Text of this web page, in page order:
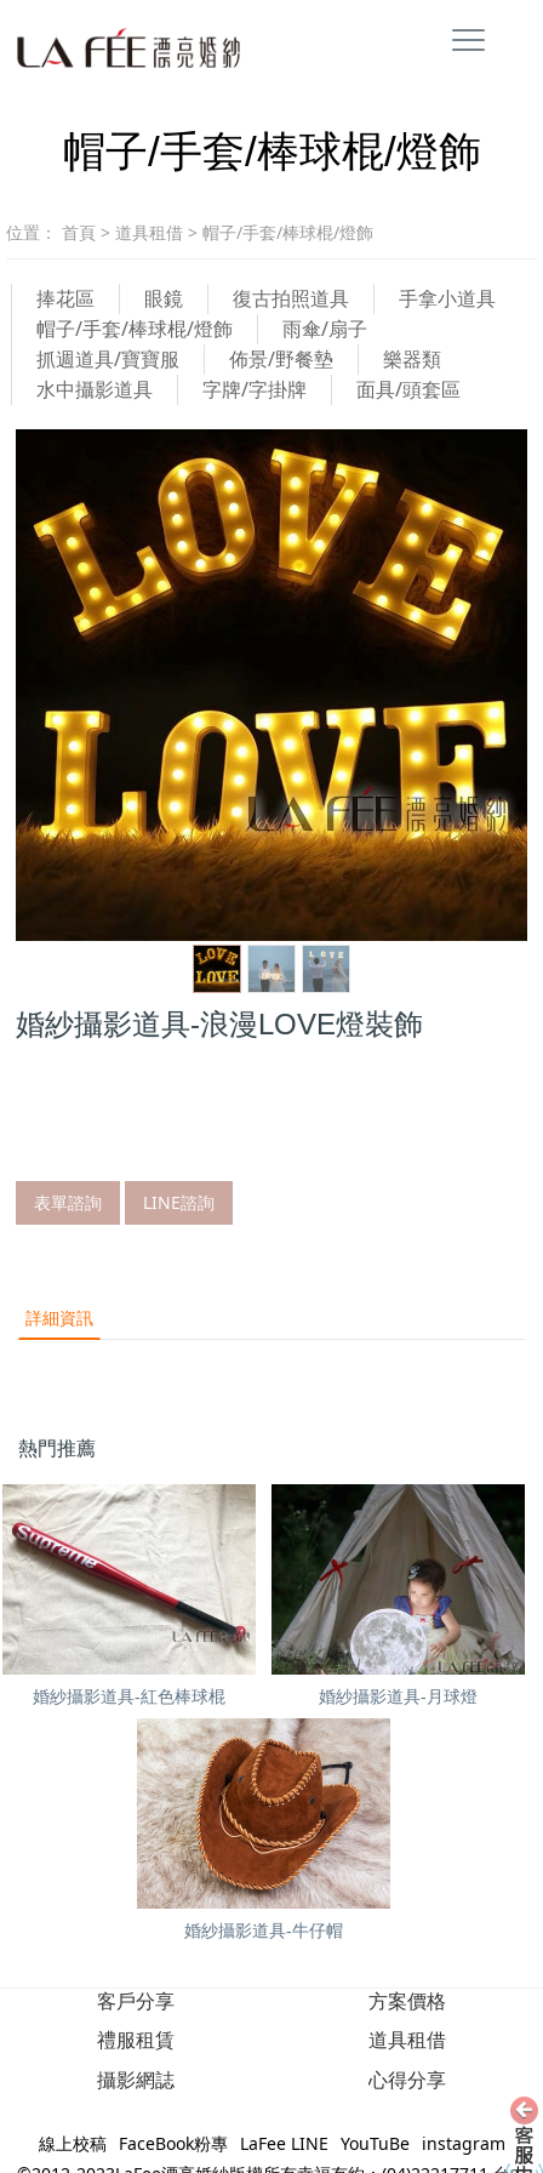
帽子/手套/棒球棍/燈飾
位置： 首頁 > 道具租借 > 帽子/手套/棒球棍/燈飾
捧花區 眼鏡 復古拍照道具
手拿小道具
帽子/手套/棒球棍/燈飾
雨傘/扇子
抓週道具/寶寶服
佈景/野餐墊
樂器類
水中攝影道具
字牌/字掛牌 面具/頭套區
婚紗攝影道具-浪漫LOVE燈裝飾
表單諮詢 LINE諮詢
詳細資訊
熱門推薦
婚紗攝影道具-紅色棒球棍 婚紗攝影道具-月球燈
婚紗攝影道具-牛仔帽
客戶分享
方案價格
禮服租賃
道具租借
攝影網誌
心得分享
線上校稿 FaceBook粉專 LaFee LINE YouTuBe
instagram